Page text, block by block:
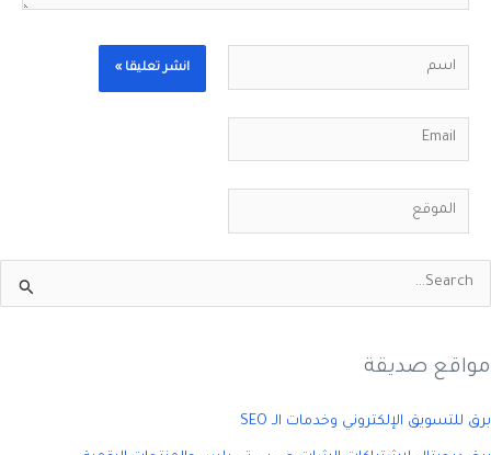
اسم
Email
الموقع
ل
حمواقع صديقة
برق للتسويق الإلكتروني وخدمات الـ SEO